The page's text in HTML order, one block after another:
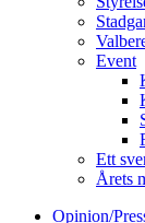
Event
Ett
Årets
Opinion/